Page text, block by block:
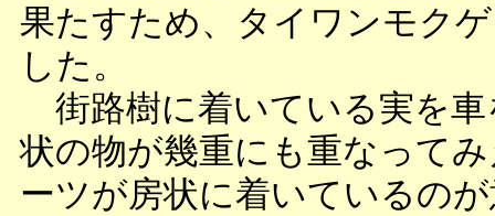
果たすため、タイワンモク
した。
街路樹に着いている実を
状の物が幾重にも重なって
ーツが房状に着いているの